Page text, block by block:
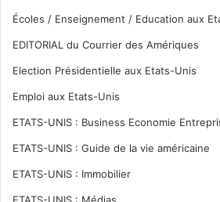
Écoles / Enseignement / Education aux
EDITORIAL du Courrier des Amériques
Election Présidentielle aux Etats-Unis
Emploi aux Etats-Unis
ETATS-UNIS : Business Economie
ETATS-UNIS : Guide de la vie américaine
ETATS-UNIS : Immobilier
ETATS-UNIS : Médias